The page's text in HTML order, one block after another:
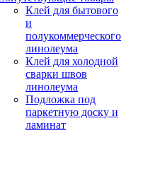
Клей для бытового
и
полукоммерческого
линолеума
Клей для холодной
сварки швов
линолеума
Подложка под
паркетную доску и
ламинат